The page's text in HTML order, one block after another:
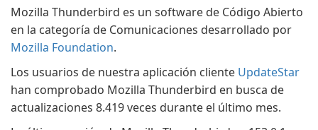
Mozilla Thunderbird es un software de Código Abierto
en la categoría de Comunicaciones desarrollado por
Mozilla Foundation.
Los usuarios de nuestra aplicación cliente UpdateStar
han comprobado Mozilla Thunderbird en busca de
actualizaciones 8.419 veces durante el último mes.